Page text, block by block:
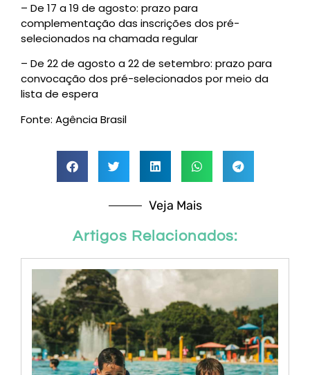
– De 17 a 19 de agosto: prazo para
complementação das inscrições dos pré-
selecionados na chamada regular
– De 22 de agosto a 22 de setembro: prazo para
convocação dos pré-selecionados por meio da
lista de espera
Fonte: Agência Brasil
Veja Mais
Artigos Relacionados: